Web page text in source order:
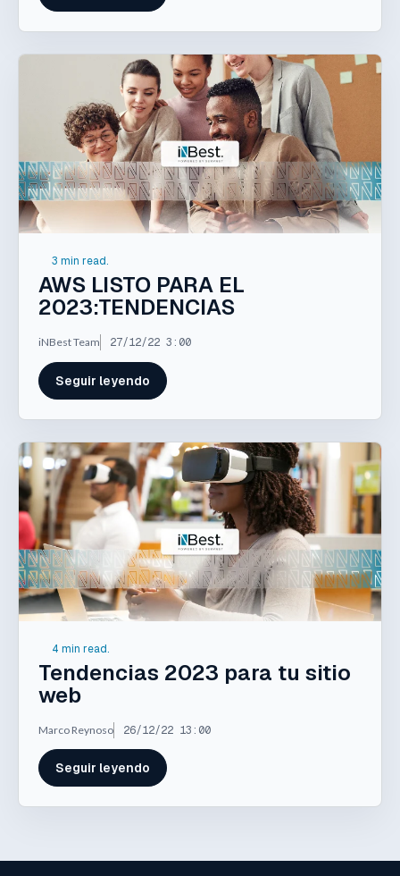
3 min read.
AWS LISTO PARA EL
2023:TENDENCIAS
iNBest Team 27/12/22 3:00
Seguir leyendo
4 min read.
Tendencias 2023 para tu sitio
web
Marco Reynoso 26/12/22 13:00
Seguir leyendo